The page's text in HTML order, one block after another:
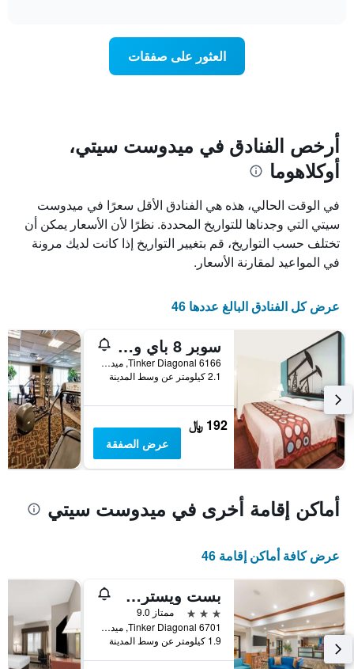
محور
X
الذي
يعرض
عدد
الأيام
قبل
الإقامة
يتضمن
التالي
1
محور
Y
الذي
يعرض
متوسط
سعر
غرفة
العثور على صفقات
أرخص الفنادق في ميدوست سيتي،
أوكلاهوما
في الوقت الحالي، هذه هي الفنادق الأقل سعرًا في ميدوست
سيتي التي وجدناها للتواريخ المحددة. نظرًا لأن الأسعار يمكن أن
تختلف حسب التواريخ، قم بتغيير التواريخ إذا كانت لديك مرونة
في المواعيد لمقارنة الأسعار.
عرض كل الفنادق البالغ عددها 46
سوبر 8 باي ويندام ميدويست سيتي أوكلاهوما
6166 Tinker Diagonal, ميدوست سيتي, OK, الولايات المتحدة الأميريكية
2.1 كيلومتر عن وسط المدينة
192 ﷼
عرض الصفقة
أماكن إقامة أخرى في ميدوست سيتي
عرض كافة أماكن إقامة 46
بست ويسترن بلس ميدويست سيتي إن آند سويتس
3 نجوم
ممتاز 9.0
6701 Tinker Diagonal, ميدوست سيتي, OK, الولايات المتحدة الأميريكية
1.9 كيلومتر عن وسط المدينة